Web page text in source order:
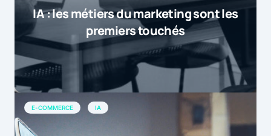
IA : les métiers du marketing sont les
premiers touchés
E-COMMERCE IA